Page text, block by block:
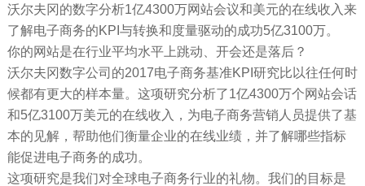
沃尔夫冈的数字分析1亿4300万网站会议和美元的在线收入来
了解电子商务的KPI与转换和度量驱动的成功5亿3100万。
你的网站是在行业平均水平上跳动、开会还是落后？
沃尔夫冈数字公司的2017电子商务基准KPI研究比以往任何时
候都有更大的样本量。这项研究分析了1亿4300万个网站会话
和5亿3100万美元的在线收入，为电子商务营销人员提供了基
本的见解，帮助他们衡量企业的在线业绩，并了解哪些指标
能促进电子商务的成功。
这项研究是我们对全球电子商务行业的礼物。我们的目标是